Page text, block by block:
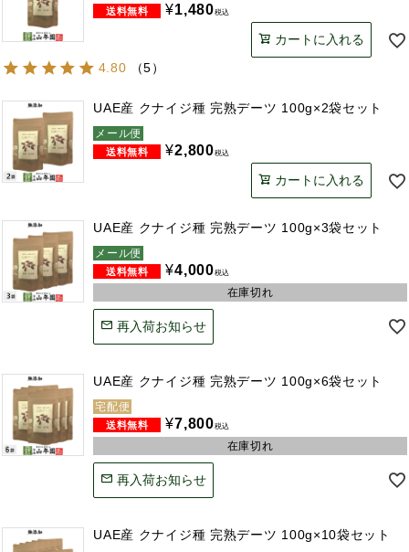
¥1,480税込
カートに入れる
4.80
（5）
UAE産 クナイジ種 完熟デーツ 100g×2袋セット
メール便
¥2,800税込
カートに入れる
UAE産 クナイジ種 完熟デーツ 100g×3袋セット
メール便
¥4,000税込
在庫切れ
再入荷お知らせ
UAE産 クナイジ種 完熟デーツ 100g×6袋セット
宅配便
¥7,800税込
在庫切れ
再入荷お知らせ
UAE産 クナイジ種 完熟デーツ 100g×10袋セット